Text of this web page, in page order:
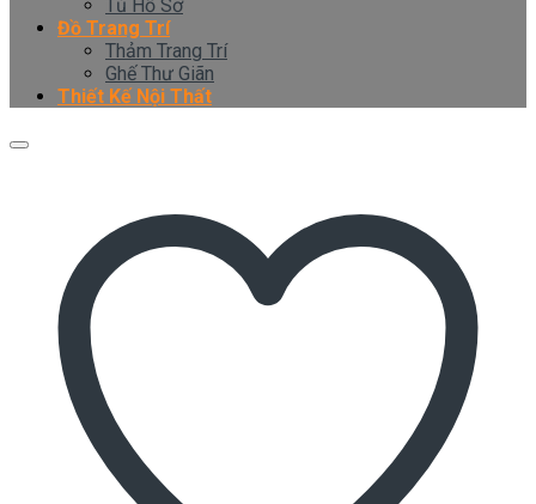
Tủ Hồ Sơ
Đồ Trang Trí
Thảm Trang Trí
Ghế Thư Giãn
Thiết Kế Nội Thất